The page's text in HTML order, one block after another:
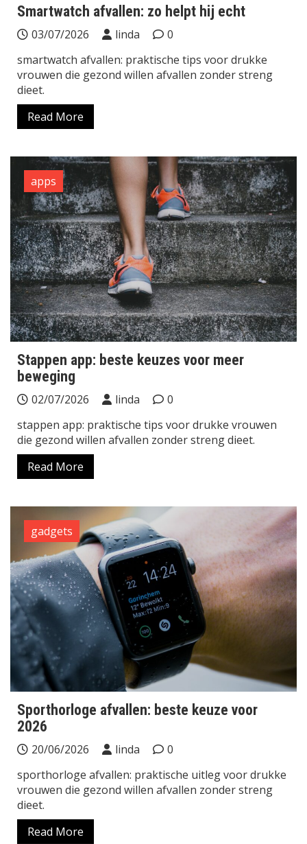
Smartwatch afvallen: zo helpt hij echt
03/07/2026 linda
0
smartwatch afvallen: praktische tips voor drukke
vrouwen die gezond willen afvallen zonder streng
dieet.
Read More
apps
Stappen app: beste keuzes voor meer
beweging
02/07/2026 linda
0
stappen app: praktische tips voor drukke vrouwen
die gezond willen afvallen zonder streng dieet.
Read More
gadgets
Sporthorloge afvallen: beste keuze voor
2026
20/06/2026 linda
0
sporthorloge afvallen: praktische uitleg voor drukke
vrouwen die gezond willen afvallen zonder streng
dieet.
Read More